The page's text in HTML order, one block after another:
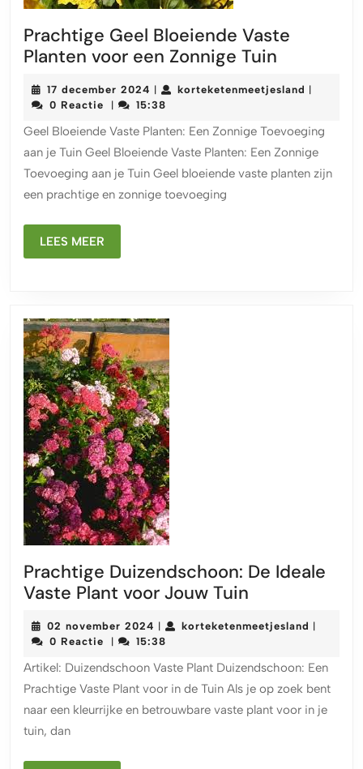
Prachtige Geel Bloeiende Vaste
Planten voor een Zonnige Tuin
Bloeiende
Planten
voor
een
17 december 2024 17
december
| korteketenmeetjesland |
0 Reactie | 15:38
Geel Bloeiende Vaste Planten: Een Zonnige Toevoeging
aan je Tuin Geel Bloeiende Vaste Planten: Een Zonnige
Toevoeging aan je Tuin Geel bloeiende vaste planten zijn
een prachtige en zonnige toevoeging
LEES MEER
MEER
Prachtige Duizendschoon: De Ideale
Vaste Plant voor Jouw Tuin
De
Vaste
Plant
voor
02 november 2024 02
november
| korteketenmeetjesland |
0 Reactie | 15:38
Artikel: Duizendschoon Vaste Plant Duizendschoon: Een
Prachtige Vaste Plant voor in de Tuin Als je op zoek bent
naar een kleurrijke en betrouwbare vaste plant voor in je
tuin, dan